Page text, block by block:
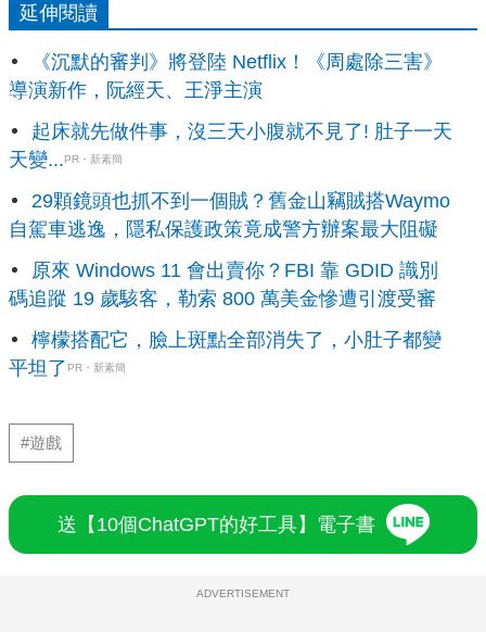
延伸閱讀
《沉默的審判》將登陸 Netflix！《周處除三害》
導演新作，阮經天、王淨主演
起床就先做件事，沒三天小腹就不見了! 肚子一天
天變...PR・新素簡
29顆鏡頭也抓不到一個賊？舊金山竊賊搭Waymo
自駕車逃逸，隱私保護政策竟成警方辦案最大阻礙
原來 Windows 11 會出賣你？FBI 靠 GDID 識別
碼追蹤 19 歲駭客，勒索 800 萬美金慘遭引渡受審
檸檬搭配它，臉上斑點全部消失了，小肚子都變
平坦了 PR・新素簡
#遊戲
送【10個ChatGPT的好工具】電子書
ADVERTISEMENT